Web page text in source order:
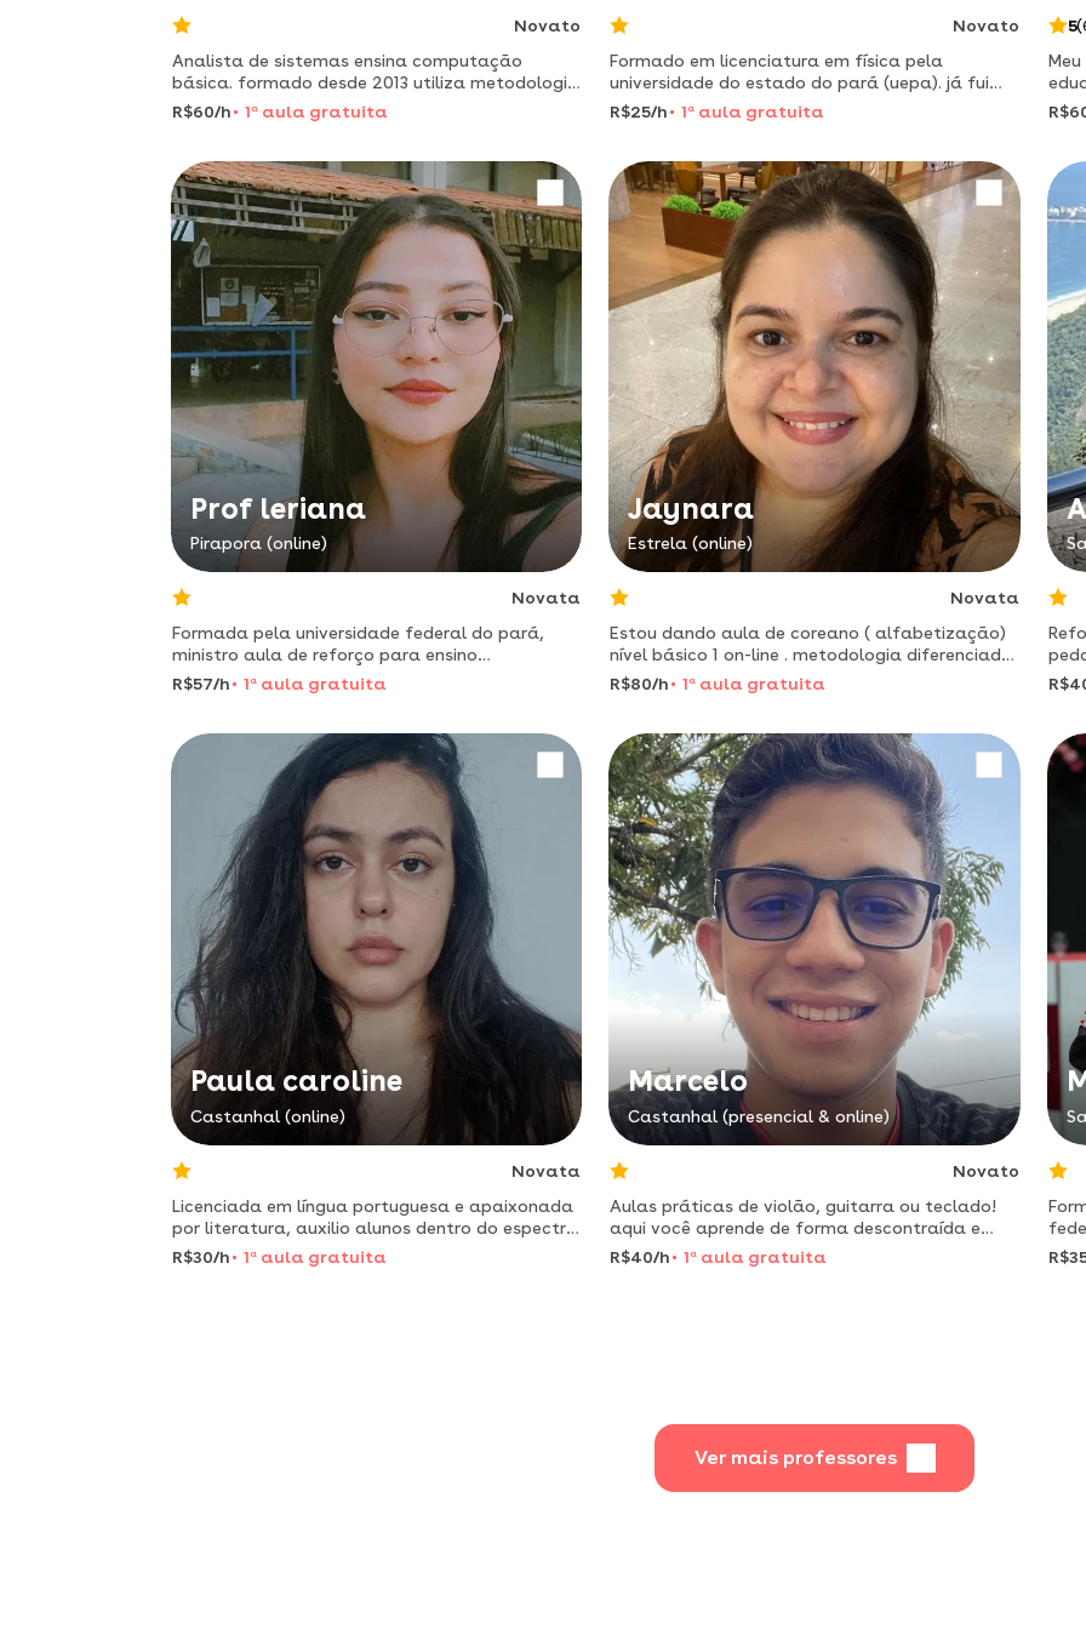
Novato
Analista de sistemas ensina computação
básica. formado desde 2013 utiliza metodologia
de fácil compreensão.
R$60/h 1 a aula gratuita
Novato
Formado em licenciatura em física pela
universidade do estado do pará (uepa). já fui
residente pedagógico, além de já ter atuado
como monitor de física. experiência em ensino
R$25/h 1 a aula gratuita
5
Prof leriana
Pirapora (online)
Novata
Formada pela universidade federal do pará,
ministro aula de reforço para ensino
fundamental.
R$57/h 1 a aula gratuita
Jaynara
Estrela (online)
Novata
Estou dando aula de coreano ( alfabetização)
nível básico 1 on-line . metodologia diferenciada
e divertida
R$80/h 1 a aula gratuita
Paula caroline
Castanhal (online)
Novata
Licenciada em língua portuguesa e apaixonada
por literatura, auxilio alunos dentro do espectro
da compreensão textual, gramatical e literária
no português. além de oferecer serviços de
R$30/h 1 a aula gratuita
Marcelo
Castanhal (presencial & online)
Novato
Aulas práticas de violão, guitarra ou teclado!
aqui você aprende de forma descontraída e
focado no seu objetivo.
R$40/h 1 a aula gratuita
Ver mais professores